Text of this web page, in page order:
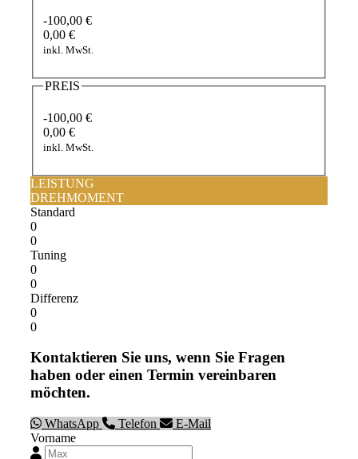
-100,00 €
0,00 €
inkl. MwSt.
PREIS
-100,00 €
0,00 €
inkl. MwSt.
LEISTUNG
DREHMOMENT
Standard
0
0
Tuning
0
0
Differenz
0
0
Kontaktieren Sie uns, wenn Sie Fragen
haben oder einen Termin vereinbaren
möchten.
WhatsApp Telefon
E-Mail
Vorname